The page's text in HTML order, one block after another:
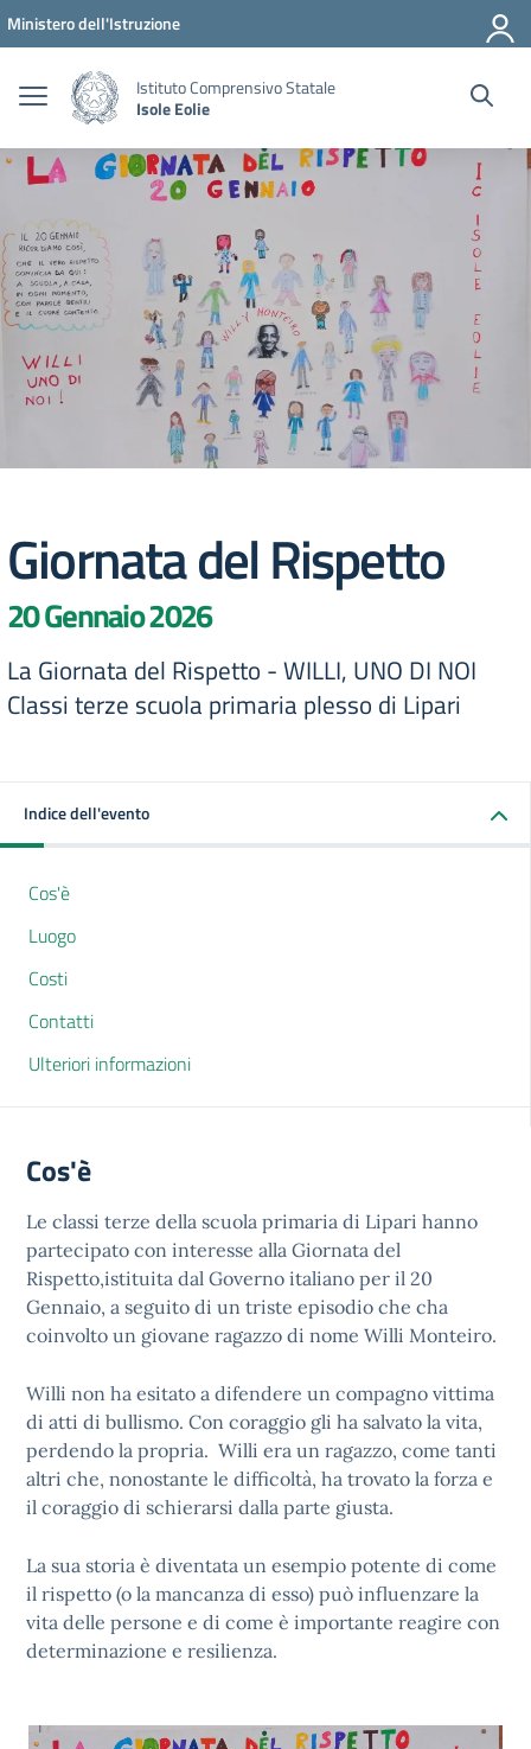
Vai ai contenuti
Vai al menu di navigazione
Vai al footer
Ministero dell'Istruzione
Istituto Comprensivo Statale
Isole Eolie
Giornata del Rispetto
20 Gennaio 2026
La Giornata del Rispetto - WILLI, UNO DI NOI
Classi terze scuola primaria plesso di Lipari
Indice dell'evento
Cos'è
Luogo
Costi
Contatti
Ulteriori informazioni
Cos'è
Le classi terze della scuola primaria di Lipari hanno
partecipato con interesse alla Giornata del
Rispetto,istituita dal Governo italiano per il 20
Gennaio, a seguito di un triste episodio che cha
coinvolto un giovane ragazzo di nome Willi Monteiro.
Willi non ha esitato a difendere un compagno vittima
di atti di bullismo. Con coraggio gli ha salvato la vita,
perdendo la propria. Willi era un ragazzo, come tanti
altri che, nonostante le difficoltà, ha trovato la forza e
il coraggio di schierarsi dalla parte giusta.
La sua storia è diventata un esempio potente di come
il rispetto (o la mancanza di esso) può influenzare la
vita delle persone e di come è importante reagire con
determinazione e resilienza.